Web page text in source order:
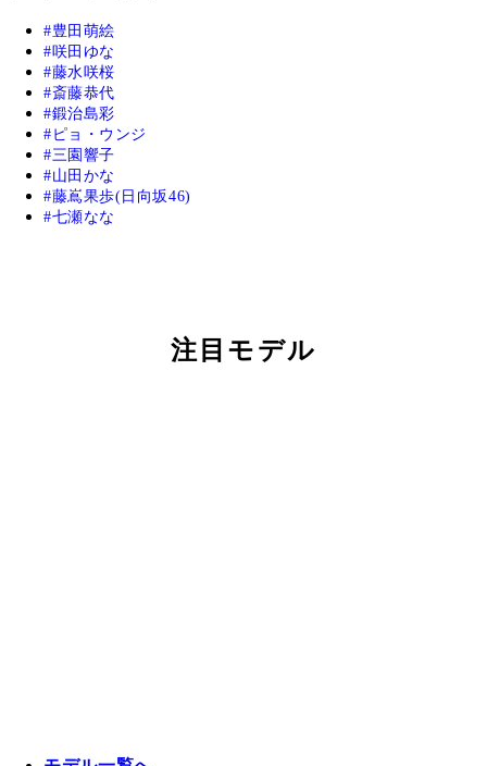
豊田萌絵
咲田ゆな
藤水咲桜
斎藤恭代
鍛治島彩
ピョ・ウンジ
三園響子
山田かな
藤嶌果歩(日向坂46)
七瀬なな
注目モデル